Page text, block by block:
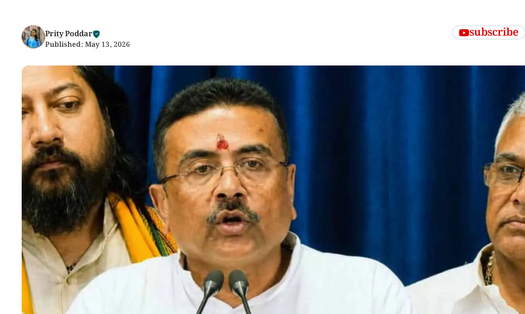
Prity Poddar
Published: May 13, 2026
subscribe